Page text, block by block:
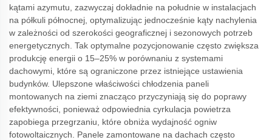
kątami azymutu, zazwyczaj dokładnie na południe w instalacjach
na półkuli północnej, optymalizując jednocześnie kąty nachylenia
w zależności od szerokości geograficznej i sezonowych potrzeb
energetycznych. Tak optymalne pozycjonowanie często zwiększa
produkcję energii o 15–25% w porównaniu z systemami
dachowymi, które są ograniczone przez istniejące ustawienia
budynków. Ulepszone właściwości chłodzenia paneli
montowanych na ziemi znacząco przyczyniają się do poprawy
efektywności, ponieważ odpowiednia cyrkulacja powietrza
zapobiega przegrzaniu, które obniża wydajność ogniw
fotowoltaicznych. Panele zamontowane na dachach często